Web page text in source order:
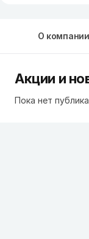
О компании
Акции и
Пока нет